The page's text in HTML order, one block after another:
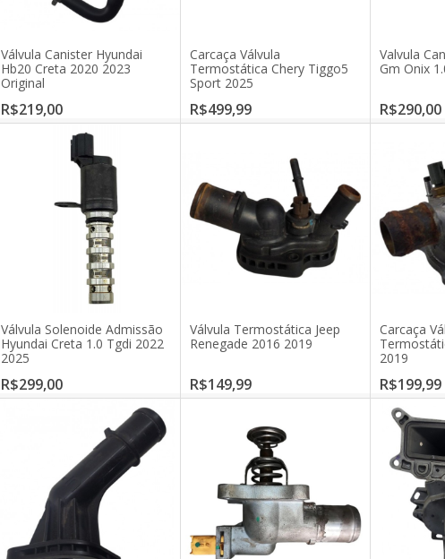
Válvula Canister Hyundai
Hb20 Creta 2020 2023
Original
R$219,00
Carcaça Válvula
Termostática Chery Tiggo5
Sport 2025
R$499,99
Valvula
Gm Onix
R$290,00
Válvula Solenoide Admissão
Hyundai Creta 1.0 Tgdi 2022
2025
R$299,00
Válvula Termostática Jeep
Renegade 2016 2019
R$149,99
Carcaça
2019
R$199,99